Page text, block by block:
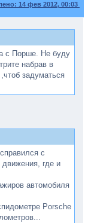
14 фев 2012, 00:03
с Порше. Не буду
набрав в
задуматься
с
где и
автомобиля
Porsche